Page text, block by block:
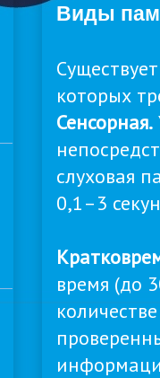
Виды
которых
Сенсорная.
слуховая
0,1–3
время (до